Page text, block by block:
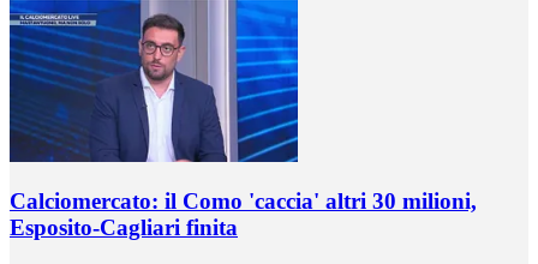
Calciomercato: il Como 'caccia' altri 30 milioni,
Esposito-Cagliari finita